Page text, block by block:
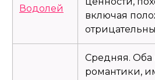
Водолей
включая
Средняя. Оба
романтики,